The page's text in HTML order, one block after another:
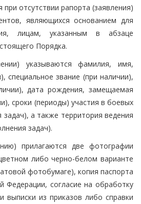
отсутствии рапорта (заявления)
являющихся основанием для
лицам, указанным в абзаце
Порядка.
указываются фамилия, имя,
специальное звание (при наличии),
дата рождения, замещаемая
сроки (периоды) участия в боевых
задач), а также территория ведения
задач).
прилагаются две фотографии
либо черно-белом варианте
фотобумаге), копия паспорта
Федерации, согласие на обработку
выписки из приказов либо справки